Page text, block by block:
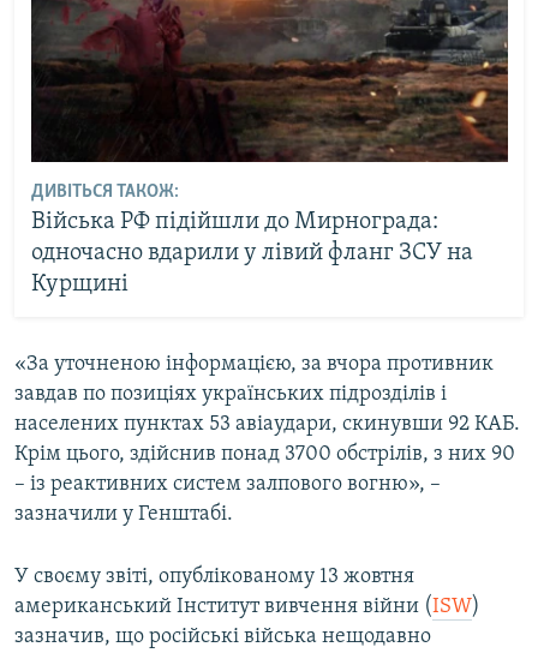
ДИВІТЬСЯ ТАКОЖ:
Війська РФ підійшли до Мирнограда:
одночасно вдарили у лівий фланг ЗСУ на
Курщині
«За уточненою інформацією, за вчора противник
завдав по позиціях українських підрозділів і
населених пунктах 53 авіаудари, скинувши 92 КАБ.
Крім цього, здійснив понад 3700 обстрілів, з них 90
– із реактивних систем залпового вогню», –
зазначили у Генштабі.
У своєму звіті, опублікованому 13 жовтня
американський Інститут вивчення війни (ISW)
зазначив, що російські війська нещодавно